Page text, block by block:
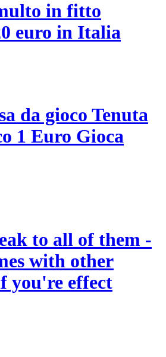
in fitto
euro in Italia
da gioco Tenuta
1 Euro Gioca
to all of them -
with other
you're effect